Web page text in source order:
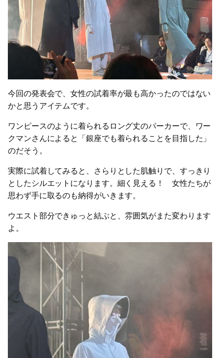
今回の発表会で、女性の試着率が最も高かったのではない
かと思うアイテムです。
ワンピースのように着られるロング丈のパーカーで、ワー
クマンさんによると「銀座でも着られることを目指した」
のだそう。
実際に試着してみると、さらりとした肌触りで、すっきり
としたシルエットになります。細く見える！ 女性たちが
思わず手に取るのも納得がいきます。
ウエスト部分できゅっと結ぶと、雰囲気がまた変わります
よ。